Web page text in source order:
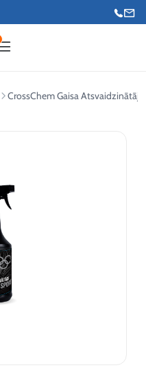
CrossChem Gaisa Atsvaidzinātājs